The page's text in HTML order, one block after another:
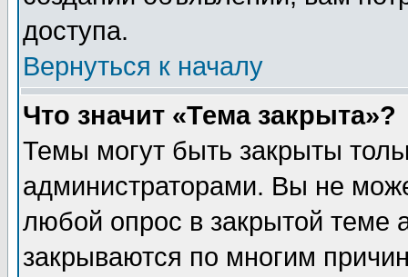
доступа.
Вернуться к началу
Что значит «Тема закрыта»?
Темы могут быть закрыты
администраторами. Вы не
любой опрос в закрытой теме
закрываются по многим